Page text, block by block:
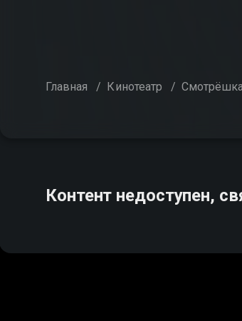
Главная / Кинотеатр /
Контент недоступен,